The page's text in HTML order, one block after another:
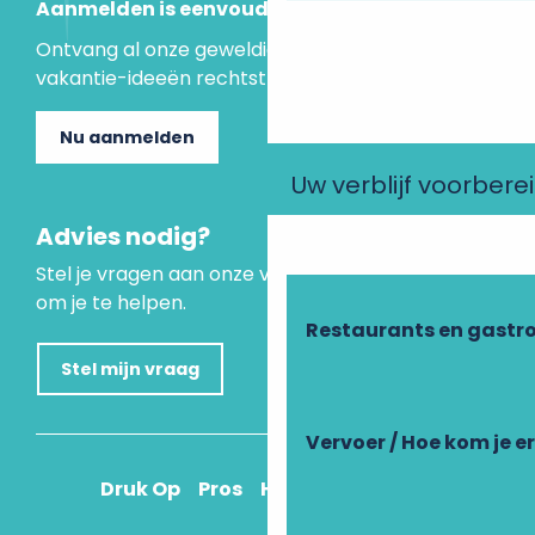
Uw verblijf
Restaurants en
Vervoer / Hoe kom je
Aanmelden is eenvoudig
Ontvang al onze geweldige aanbiedingen en
vakantie-ideeën rechtstreeks in je inbox.
Nu aanmelden
Advies nodig?
Stel je vragen aan onze virtuele assistent, die er is
om je te helpen.
Stel mijn vraag
Druk Op Pros Hoe kom ik daar?